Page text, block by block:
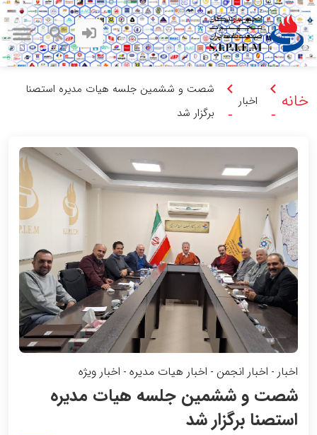
خانه -
اخبار
-
شصت و ششمین جلسه هیات مدیره استصنا
برگزار شد
اخبار - اخبار انجمن - اخبار هیات مدیره - اخبار ویژه
شصت و ششمین جلسه هیات مدیره
استصنا برگزار شد